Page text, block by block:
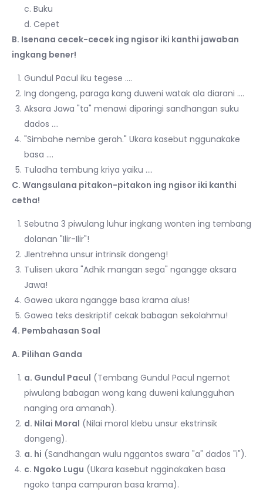
c. Buku
d. Cepet
B. Isenana cecek-cecek ing ngisor iki kanthi jawaban
ingkang bener!
Gundul Pacul iku tegese ….
Ing dongeng, paraga kang duweni watak ala diarani ….
Aksara Jawa "ta" menawi diparingi sandhangan suku
dados ….
"Simbahe nembe gerah." Ukara kasebut nggunakake
basa ….
Tuladha tembung kriya yaiku ….
C. Wangsulana pitakon-pitakon ing ngisor iki kanthi
cetha!
Sebutna 3 piwulang luhur ingkang wonten ing tembang
dolanan "Ilir-Ilir"!
Jlentrehna unsur intrinsik dongeng!
Tulisen ukara "Adhik mangan sega" ngangge aksara
Jawa!
Gawea ukara ngangge basa krama alus!
Gawea teks deskriptif cekak babagan sekolahmu!
4. Pembahasan Soal
A. Pilihan Ganda
a. Gundul Pacul (Tembang Gundul Pacul ngemot
piwulang babagan wong kang duweni kalungguhan
nanging ora amanah).
d. Nilai Moral (Nilai moral klebu unsur ekstrinsik
dongeng).
a. hi (Sandhangan wulu nggantos swara "a" dados "i").
c. Ngoko Lugu (Ukara kasebut ngginakaken basa
ngoko tanpa campuran basa krama).